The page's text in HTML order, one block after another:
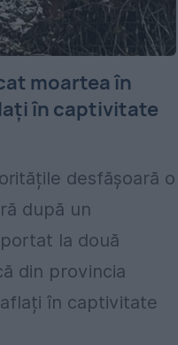
moartea în
în captivitate
desfășoară o
după un
la două
din provincia
în captivitate